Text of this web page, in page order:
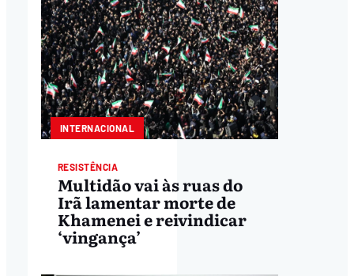
INTERNACIONAL
RESISTÊNCIA
Multidão vai às ruas do
Irã lamentar morte de
Khamenei e reivindicar
‘vingança’